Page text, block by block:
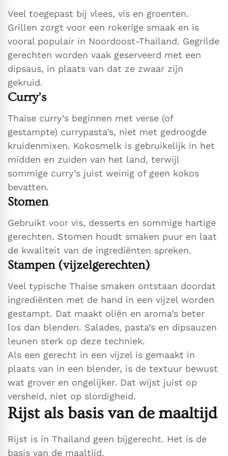
Veel toegepast bij vlees, vis en groenten.
Grillen zorgt voor een rokerige smaak en is
vooral populair in Noordoost-Thailand. Gegrilde
gerechten worden vaak geserveerd met een
dipsaus, in plaats van dat ze zwaar zijn
gekruid.
Curry’s
Thaise curry’s beginnen met verse (of
gestampte) currypasta’s, niet met gedroogde
kruidenmixen. Kokosmelk is gebruikelijk in het
midden en zuiden van het land, terwijl
sommige curry’s juist weinig of geen kokos
bevatten.
Stomen
Gebruikt voor vis, desserts en sommige hartige
gerechten. Stomen houdt smaken puur en laat
de kwaliteit van de ingrediënten spreken.
Stampen (vijzelgerechten)
Veel typische Thaise smaken ontstaan doordat
ingrediënten met de hand in een vijzel worden
gestampt. Dat maakt oliën en aroma’s beter
los dan blenden. Salades, pasta’s en dipsauzen
leunen sterk op deze techniek.
Als een gerecht in een vijzel is gemaakt in
plaats van in een blender, is de textuur bewust
wat grover en ongelijker. Dat wijst juist op
versheid, niet op slordigheid.
Rijst als basis van de maaltijd
Rijst is in Thailand geen bijgerecht. Het is de
basis van de maaltijd.